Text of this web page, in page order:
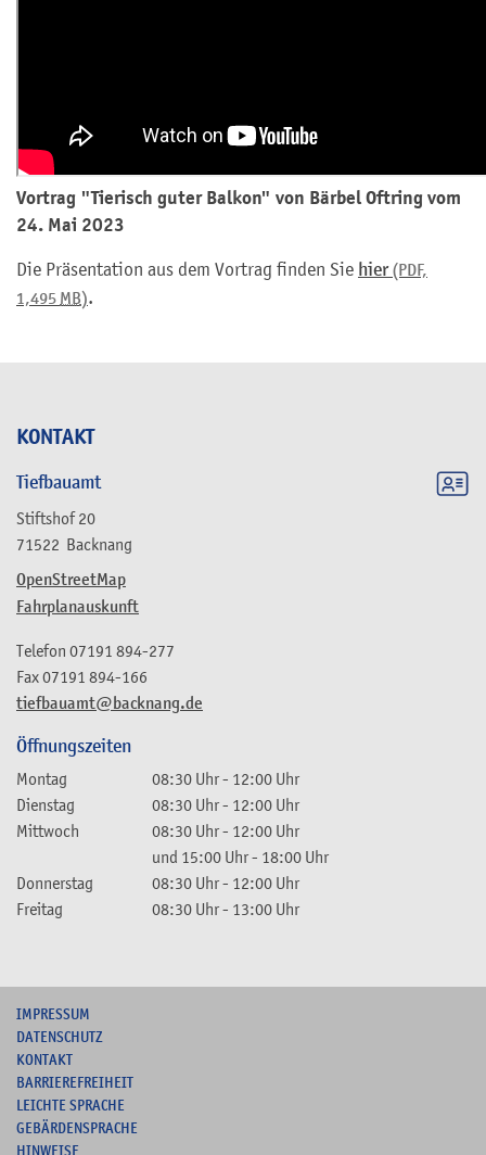
KONTAKT
Tiefbauamt
Stiftshof 20
71522 Backnang
OpenStreetMap
Fahrplanauskunft
tiefbauamt@backnang.de
Telefon 07191 894-277
Fax07191 894-166
Öffnungszeiten
Montag 08:30 Uhr- 12:00 Uhr
Dienstag
08:30 Uhr- 12:00 Uhr
Mittwoch
08:30 Uhr- 12:00 Uhr
und 15:00 Uhr- 18:00 Uhr
Donnerstag
08:30 Uhr- 12:00 Uhr
Freitag
08:30 Uhr- 13:00 Uhr
Vortrag "Tierisch guter Balkon" von Bärbel Oftring vom
24. Mai 2023
Die Präsentation aus dem Vortrag finden Sie hier(PDF,
1,495MB).
IMPRESSUM
DATENSCHUTZ
KONTAKT
BARRIEREFREIHEIT
LEICHTE SPRACHE
GEBÄRDENSPRACHE
HINWEISE